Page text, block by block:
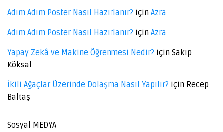
Adım Adım Poster Nasıl Hazırlanır? için Azra
Adım Adım Poster Nasıl Hazırlanır? için Azra
Yapay Zekâ ve Makine Öğrenmesi Nedir? için Sakıp
Köksal
İkili Ağaçlar Üzerinde Dolaşma Nasıl Yapılır? için Recep
Baltaş
Sosyal MEDYA